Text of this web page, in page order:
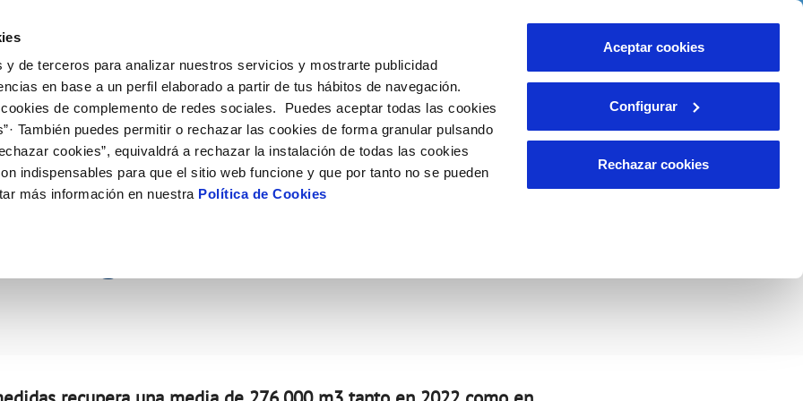
y de terceros para analizar nuestros servicios y mostrarte publicidad
en base a un perfil elaborado a partir de tus hábitos de navegación.
de complemento de redes sociales. Puedes aceptar todas las cookies
También puedes permitir o rechazar las cookies de forma granular pulsando
cookies”, equivaldrá a rechazar la instalación de todas las cookies
indispensables para que el sitio web funcione y que por tanto no se pueden
más información en nuestra Política de Cookies
Aceptar cookies
Configurar
Rechazar cookies
de titular
de suministro
MODIFICACIÓN DE DATOS
Actualizar datos bancarios
Actualizar datos de domicilio
INCIDENCIAS
Comunica anomalías o posibles
Tu Servicio
AL CLIENTE
contacto
y afectaciones
COMPROMISO DE SERVICIO
Carta de compromisos
Customer Counsel (Defensa del cliente)
Tu Agua
del agua
CUIDADOS DEL AGUA
Consejos de ahorro
Medidas contra la sequía
Conócenos
DE GESTIÓN Y CERTIFICADOS
CONTRATACIÓN
Licitaciones en curso
EMPLEO
Nuestros compromisos
del plan de fugas de San Fernando
agua